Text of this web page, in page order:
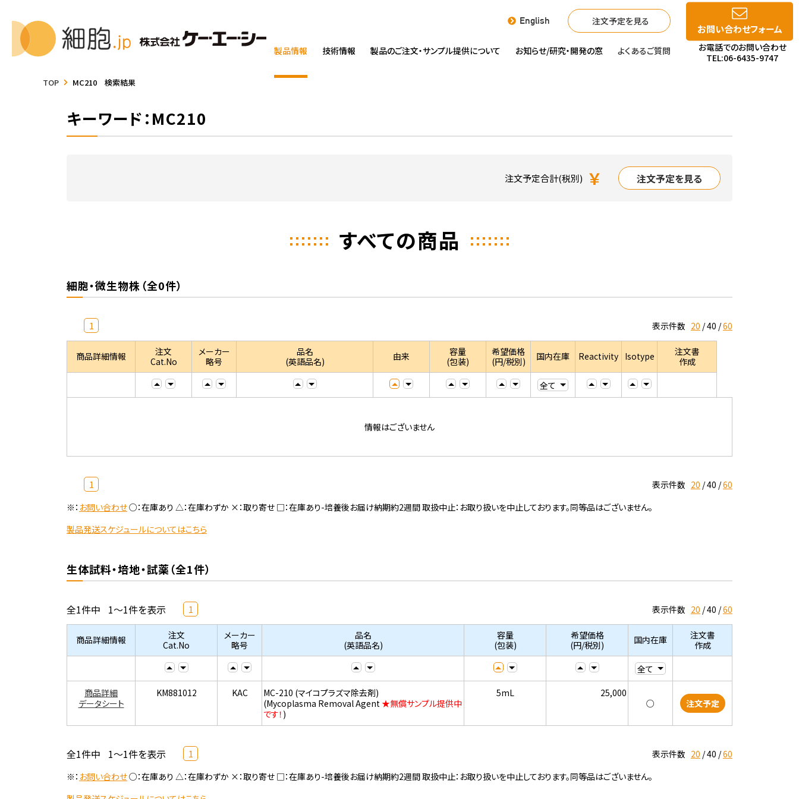
English 注文予定を見る
製品情報 技術情報 製品のご注文・サンプル提供について お知らせ/研究・開発の窓 よくあるご質問
お問い合わせフォーム
お電話でのお問い合わせ
TEL:06-6435-9747
TOP MC210 検索結果
キーワード：MC210
注文予定合計(税別) ￥ 注文予定を見る
すべての商品
細胞・微生物株（全0件）
1 表示件数 20 40 60
商品詳細情報
注文
Cat.No
メーカー
略号
品名
(英語品名)
由来
容量
(包装)
希望価格
(円/税別)
国内在庫 Reactivity Isotype
注文書
作成
情報はございません
1 表示件数 20 40 60
※： お問い合わせ○：在庫あり △：在庫わずか ×：取り寄せ □：在庫あり-培養後お届け納期約2週間 取扱中止：お取り扱いを中止しております。同等品はございません。
製品発送スケジュールについてはこちら
生体試料・培地・試薬（全1件）
全1件中 1～1件を表示 1 表示件数 20 40 60
商品詳細情報
注文
Cat.No
メーカー
略号
品名
(英語品名)
容量
(包装)
希望価格
(円/税別)
国内在庫
注文書
作成
商品詳細
データシート
KM881012 KAC
MC-210 (マイコプラズマ除去剤)
(Mycoplasma Removal Agent★無償サンプル提供中
です！ )
5mL
25,000
○
注文予定
全1件中 1～1件を表示 1 表示件数 20 40 60
※： お問い合わせ○：在庫あり △：在庫わずか ×：取り寄せ □：在庫あり-培養後お届け納期約2週間 取扱中止：お取り扱いを中止しております。同等品はございません。